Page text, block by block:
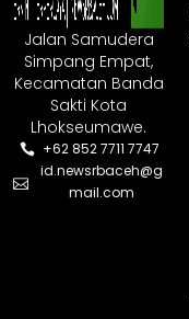
Jalan Samudera
Simpang Empat,
Kecamatan Banda
Sakti Kota
Lhokseumawe.
+62 852 7711 7747
id.newsrbaceh@g
mail.com